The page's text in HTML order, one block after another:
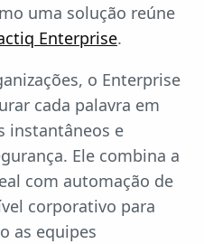
uma solução reúne
Enterprise.
o Enterprise
cada palavra em
instantâneos e
Ele combina a
com automação de
corporativo para
as equipes